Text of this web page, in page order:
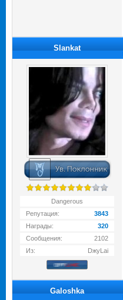
Slankat
Dangerous
Репутация:
3843
Награды:
320
Сообщения:
2102
Из:
DжуLai
Galoshka